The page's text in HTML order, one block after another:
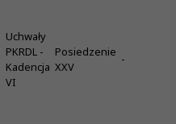
Uchwały
PKRDL -
Kadencja
VI
Posiedzenie
XXV
-